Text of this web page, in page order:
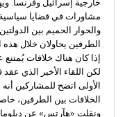
خارجية إسرائيل وفرنسا.
مشاورات في قضايا سياسية
والحوار الحميم بين
الطرفين يحاولان خلال هذه
إذا كان هناك خلافات
لكن اللقاء الأخير الذي
الأولى اتضح للمشاركين
الخلافات بين الطرفين،
ونقلت «هآرتس» عن